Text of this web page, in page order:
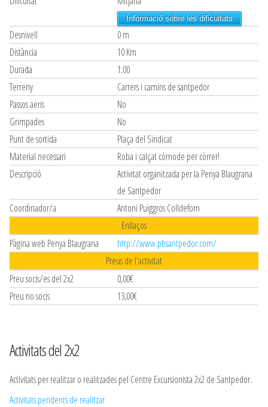
Informació sobre les dificultats
Desnivell
0 m
Distància
10 Km
Durada
1:00
Terreny
Carrers i camins de santpedor
Passos aeris
No
Grimpades
No
Punt de sortida
Plaça del Sindicat
Material necessari
Roba i calçat còmode per còrrer!
Descripció
Activitat organitzada per la Penya Blaugrana
de Santpedor
Coordinador/a
Antoni Puiggros Colldeforn
Enllaços
Pàgina web Penya Blaugrana
http://www.pbsantpedor.com/
Preus de l'activitat
Preu socis/es del 2x2
0,00€
Preu no socis
13,00€
Activitats del 2x2
Activitats per realitzar o realitzades pel Centre Excursionista 2x2 de Santpedor.
Activitats pendents de realitzar